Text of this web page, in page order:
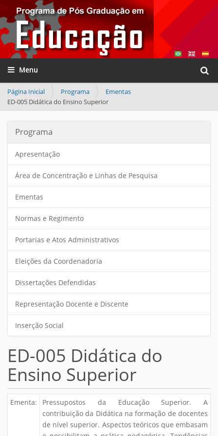
Busca
Toggle navigation
Página Inicial Programa
Ementas
ED-005 Didática do Ensino Superior
Programa
Apresentação
Área de Concentração e Linhas de Pesquisa
Ementas
Normas e Regimento
Portarias e Atos Administrativos
Eleições da Coordenadoria
Dissertações Defendidas
Representação Docente e Discente
Inserção Social
ED-005 Didática do
Ensino Superior
Ementa:
Pressupostos da Educação Superior. A
contribuição da Didática na formação de docentes
de nível superior. Aspectos teóricos que embasam